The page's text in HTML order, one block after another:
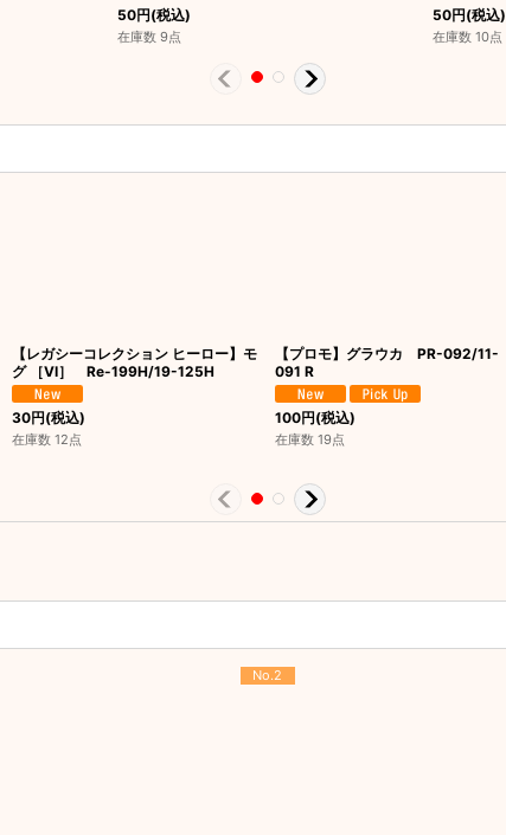
50円(税込)
在庫数 9点
50円(税込)
在庫数 10点
【レガシーコレクション ヒーロー】モ
グ ［VI］ Re-199H/19-125H
30円(税込)
在庫数 12点
【プロモ】グラウカ PR-092/11-
091 R
100円(税込)
在庫数 19点
No.2